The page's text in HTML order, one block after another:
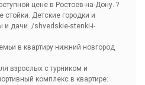
цене в Ростоев-на-Дону. ?
Детские городки и
и дачи. /shvedskie-stenki-i-
в квартиру нижний новгород
взрослых с турником и
комплекс в квартире: